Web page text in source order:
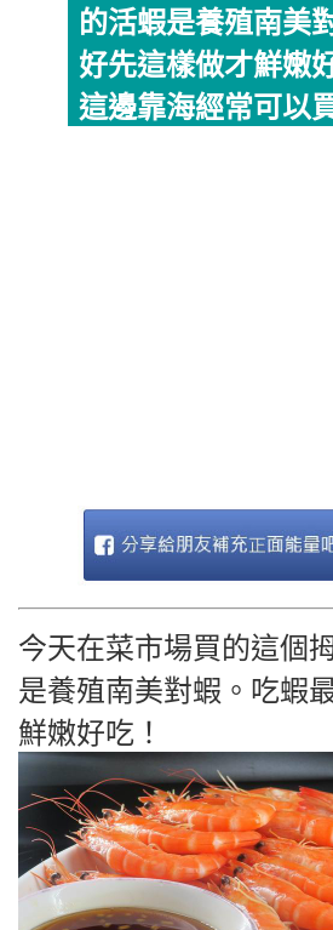
的活蝦是養殖南美
好先這樣做才鮮嫩
這邊靠海經常可以
今天在菜市場買的這個
是養殖南美對蝦。吃蝦
鮮嫩好吃！